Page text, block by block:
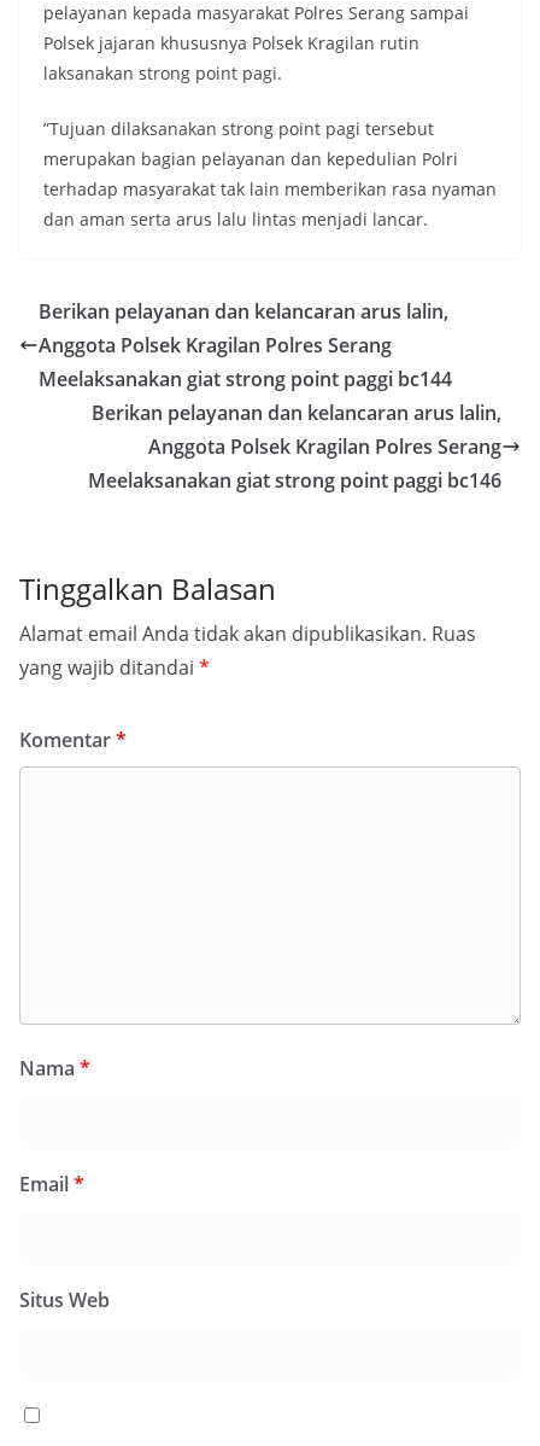
pelayanan kepada masyarakat Polres Serang sampai
Polsek jajaran khususnya Polsek Kragilan rutin
laksanakan strong point pagi.
”Tujuan dilaksanakan strong point pagi tersebut
merupakan bagian pelayanan dan kepedulian Polri
terhadap masyarakat tak lain memberikan rasa nyaman
dan aman serta arus lalu lintas menjadi lancar.
Berikan pelayanan dan kelancaran arus lalin,
Anggota Polsek Kragilan Polres Serang
Meelaksanakan giat strong point paggi bc144
Berikan pelayanan dan kelancaran arus lalin,
Anggota Polsek Kragilan Polres Serang
Meelaksanakan giat strong point paggi bc146
Tinggalkan Balasan
Alamat email Anda tidak akan dipublikasikan. Ruas
yang wajib ditandai *
Komentar*
Nama *
Email*
Situs Web